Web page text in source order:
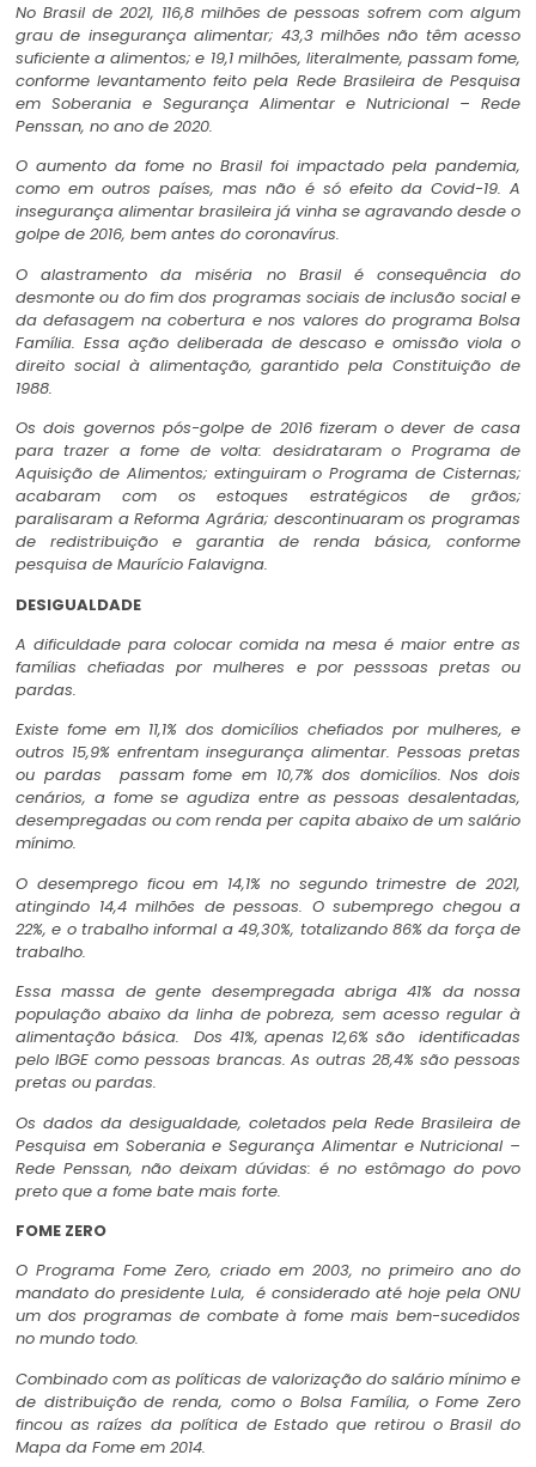
No Brasil de 2021, 116,8 milhões de pessoas sofrem com algum
grau de insegurança alimentar; 43,3 milhões não têm acesso
suficiente a alimentos; e 19,1 milhões, literalmente, passam fome,
conforme levantamento feito pela Rede Brasileira de Pesquisa
em Soberania e Segurança Alimentar e Nutricional – Rede
Penssan, no ano de 2020.
O aumento da fome no Brasil foi impactado pela pandemia,
como em outros países, mas não é só efeito da Covid-19. A
insegurança alimentar brasileira já vinha se agravando desde o
golpe de 2016, bem antes do coronavírus.
O alastramento da miséria no Brasil é consequência do
desmonte ou do fim dos programas sociais de inclusão social e
da defasagem na cobertura e nos valores do programa Bolsa
Família. Essa ação deliberada de descaso e omissão viola o
direito social à alimentação, garantido pela Constituição de
1988.
Os dois governos pós-golpe de 2016 fizeram o dever de casa
para trazer a fome de volta: desidrataram o Programa de
Aquisição de Alimentos; extinguiram o Programa de Cisternas;
acabaram com os estoques estratégicos de grãos;
paralisaram a Reforma Agrária; descontinuaram os programas
de redistribuição e garantia de renda básica, conforme
pesquisa de Maurício Falavigna.
DESIGUALDADE
A dificuldade para colocar comida na mesa é maior entre as
famílias chefiadas por mulheres e por pesssoas pretas ou
pardas.
Existe fome em 11,1% dos domicílios chefiados por mulheres, e
outros 15,9% enfrentam insegurança alimentar. Pessoas pretas
ou pardas passam fome em 10,7% dos domicílios. Nos dois
cenários, a fome se agudiza entre as pessoas desalentadas,
desempregadas ou com renda per capita abaixo de um salário
mínimo.
O desemprego ficou em 14,1% no segundo trimestre de 2021,
atingindo 14,4 milhões de pessoas. O subemprego chegou a
22%, e o trabalho informal a 49,30%, totalizando 86% da força de
trabalho.
Essa massa de gente desempregada abriga 41% da nossa
população abaixo da linha de pobreza, sem acesso regular à
alimentação básica. Dos 41%, apenas 12,6% são identificadas
pelo IBGE como pessoas brancas. As outras 28,4% são pessoas
pretas ou pardas.
Os dados da desigualdade, coletados pela Rede Brasileira de
Pesquisa em Soberania e Segurança Alimentar e Nutricional –
Rede Penssan, não deixam dúvidas: é no estômago do povo
preto que a fome bate mais forte.
FOME ZERO
O Programa Fome Zero, criado em 2003, no primeiro ano do
mandato do presidente Lula, é considerado até hoje pela ONU
um dos programas de combate à fome mais bem-sucedidos
no mundo todo.
Combinado com as políticas de valorização do salário mínimo e
de distribuição de renda, como o Bolsa Família, o Fome Zero
fincou as raízes da política de Estado que retirou o Brasil do
Mapa da Fome em 2014.